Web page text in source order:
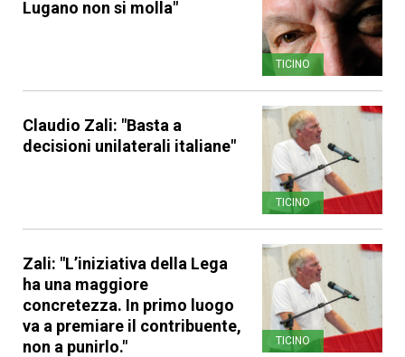
Lugano non si molla"
TICINO
Claudio Zali: "Basta a
decisioni unilaterali italiane"
TICINO
Zali: "L’iniziativa della Lega
ha una maggiore
concretezza. In primo luogo
va a premiare il contribuente,
non a punirlo."
TICINO